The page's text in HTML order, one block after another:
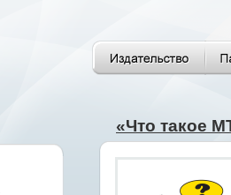
«Что такое